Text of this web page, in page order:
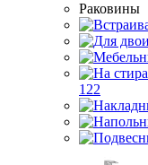
Раковины
122